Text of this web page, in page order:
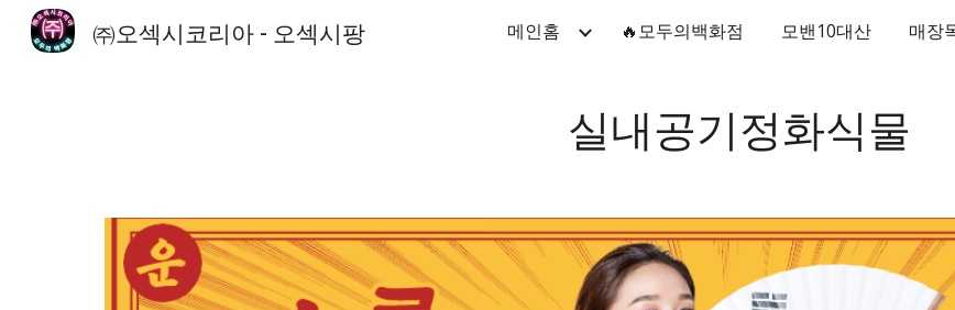
Skip to main content Skip to
㈜오섹시코리아 - 오섹시팡 메인홈 🔥모두의백화점 모밴10대산 매장
실내공기정화식물